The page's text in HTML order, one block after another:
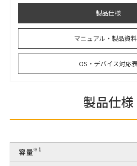
製品仕様
マニュアル・製品資
OS・デバイス対応
製品仕様
容量※1